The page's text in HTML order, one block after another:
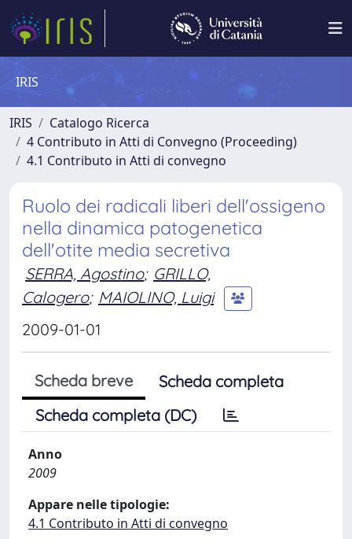
IRIS
IRIS
Catalogo Ricerca
4 Contributo in Atti di Convegno (Proceeding)
4.1 Contributo in Atti di convegno
Ruolo dei radicali liberi dell'ossigeno
nella dinamica patogenetica
dell'otite media secretiva
SERRA, Agostino; GRILLO,
Calogero; MAIOLINO, Luigi
2009-01-01
Scheda breve
Scheda completa
Scheda completa (DC)
Anno
2009
Appare nelle tipologie:
4.1 Contributo in Atti di convegno